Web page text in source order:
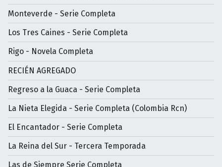
Monteverde - Serie Completa
Los Tres Caines - Serie Completa
Rigo - Novela Completa
RECIÉN AGREGADO
Regreso a la Guaca - Serie Completa
La Nieta Elegida - Serie Completa (Colombia Rcn)
El Encantador - Serie Completa
La Reina del Sur - Tercera Temporada
Las de Siempre Serie Completa